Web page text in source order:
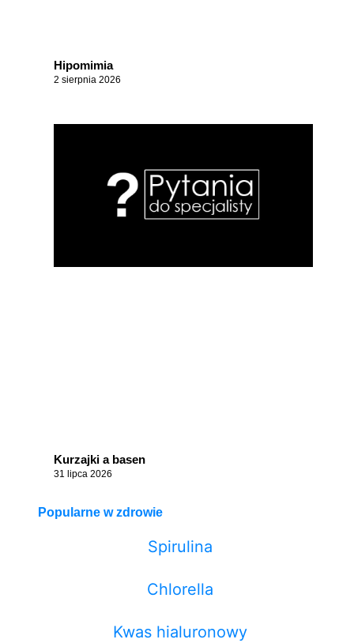
Hipomimia
2 sierpnia 2026
Kurzajki a basen
31 lipca 2026
Popularne w zdrowie
Spirulina
Chlorella
Kwas hialuronowy